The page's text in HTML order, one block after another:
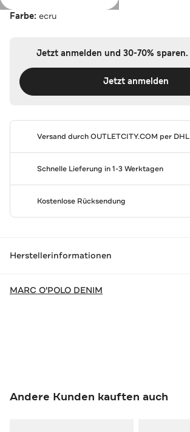
Farbe: ecru
Jetzt anmelden und 30-70% sparen.
Jetzt anmelden
Versand durchOUTLETCITY.COM per DHL
Schnelle Lieferung in 1-3 Werktagen
Kostenlose Rücksendung
Herstellerinformationen
MARC O'POLO DENIM
Andere Kunden kauften auch